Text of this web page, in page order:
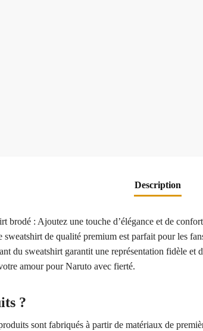
Description
brodé : Ajoutez une touche d’élégance et de
de qualité premium est parfait pour les
du sweatshirt garantit une représentation fidèle
amour pour Naruto avec fierté.
?
sont fabriqués à partir de matériaux de